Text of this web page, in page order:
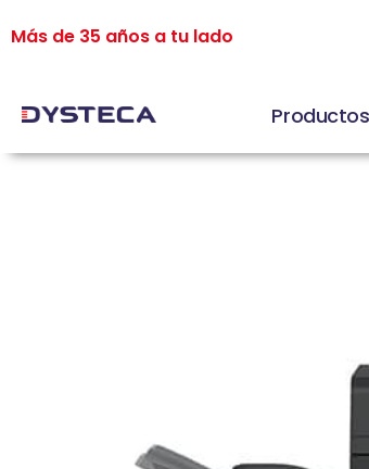
Más de 35 años a tu lado
Productos